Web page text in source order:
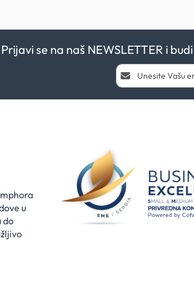
Prijavi se na naš NEWSLETTER i
Prijavi
se
u
do